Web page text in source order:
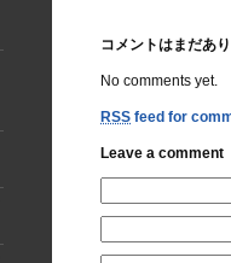
コメントはまだあ
No comments yet.
RSS feed for
Leave a comment